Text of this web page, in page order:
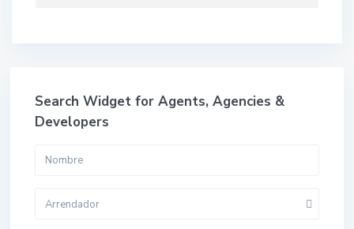
Search Widget for Agents, Agencies &
Developers
Arrendador